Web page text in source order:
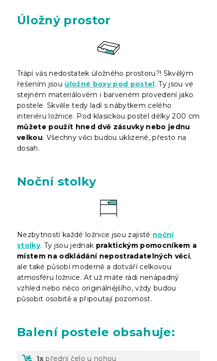
Úložný prostor
Trápí vás nedostatek úložného prostoru?! Skvělým
řešením jsou úložné boxy pod postel. Ty jsou ve
stejném materiálovém i barveném provedení jako
postele. Skvěle tedy ladí s nábytkem celého
interiéru ložnice. Pod klasickou postel délky 200 cm
můžete použít hned dvě zásuvky nebo jednu
velkou. Všechny věci budou uklizené, přesto na
dosah.
Noční stolky
Nezbytností každé ložnice jsou zajisté noční
stolky. Ty jsou jednak praktickým pomocníkem a
místem na odkládání nepostradatelných věcí,
ale také působí moderně a dotváří celkovou
atmosféru ložnice. Ať už máte rádi nenápadný
vzhled nebo něco originálnějšího, vždy budou
působit osobitě a připoutají pozornost.
Balenípostele obsahuje:
1x přední čelo u nohou